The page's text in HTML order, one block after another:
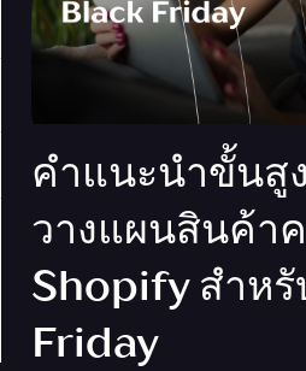
คำแนะนำขั้นสู
วางแผนสินค้า
Shopify สำห
Friday